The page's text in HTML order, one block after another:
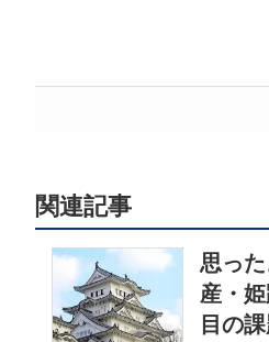
関連記事
思っ
産・
目の